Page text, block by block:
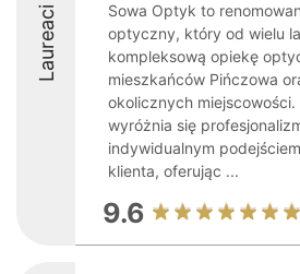
Laureaci
Sowa Optyk to
optyczny, który od wielu
kompleksową opiekę
mieszkańców Pińczowa
okolicznych miejscowości.
wyróżnia się
indywidualnym
klienta, oferując ...
9.6